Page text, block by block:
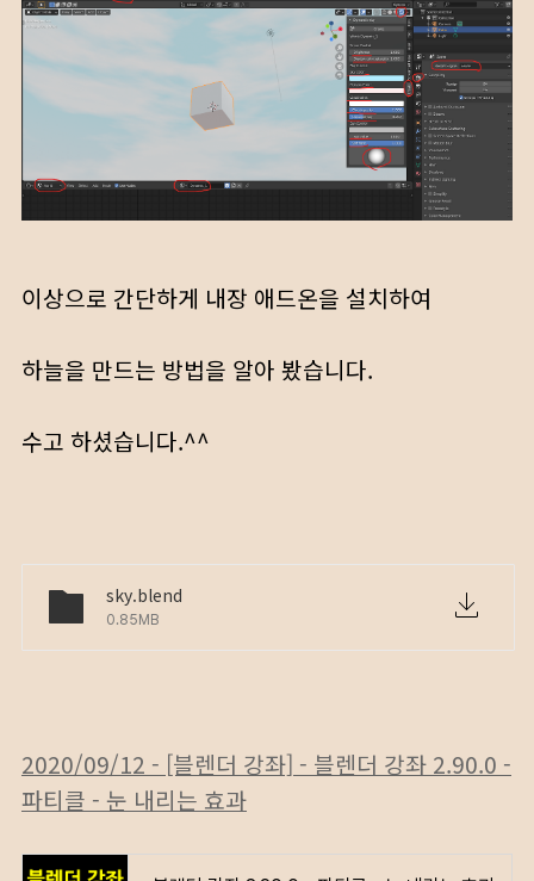
이상으로 간단하게 내장 애드온을 설치하여
하늘을 만드는 방법을 알아 봤습니다.
수고 하셨습니다.^^
sky.blend
0.85MB
2020/09/12 - [블렌더 강좌] - 블렌더 강좌 2.90.0 -
파티클 - 눈 내리는 효과